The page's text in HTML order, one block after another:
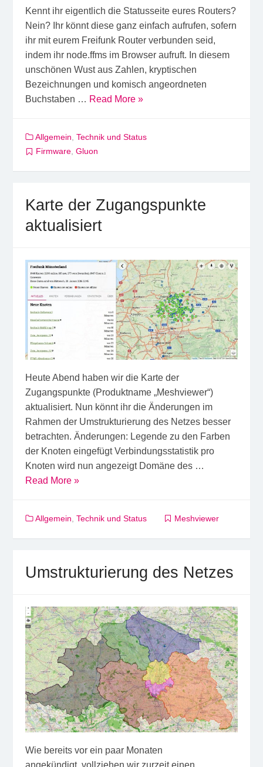
Kennt ihr eigentlich die Statusseite eures Routers?
Nein? Ihr könnt diese ganz einfach aufrufen, sofern
ihr mit eurem Freifunk Router verbunden seid,
indem ihr node.ffms im Browser aufruft. In diesem
unschönen Wust aus Zahlen, kryptischen
Bezeichnungen und komisch angeordneten
Buchstaben … Read More »
Allgemein, Technik und Status
Firmware, Gluon
Karte der Zugangspunkte
aktualisiert
Heute Abend haben wir die Karte der
Zugangspunkte (Produktname „Meshviewer“)
aktualisiert. Nun könnt ihr die Änderungen im
Rahmen der Umstrukturierung des Netzes besser
betrachten. Änderungen: Legende zu den Farben
der Knoten eingefügt Verbindungsstatistik pro
Knoten wird nun angezeigt Domäne des …
Read More »
Allgemein, Technik und Status Meshviewer
Umstrukturierung des Netzes
Wie bereits vor ein paar Monaten
angekündigt, vollziehen wir zurzeit einen